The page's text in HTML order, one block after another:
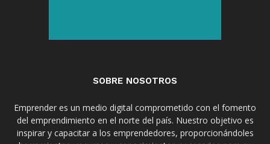
SOBRE NOSOTROS
Emprender es un medio digital comprometido con el fomento
del emprendimiento en el norte del país. Nuestro objetivo es
inspirar y capacitar a los emprendedores, proporcionándoles